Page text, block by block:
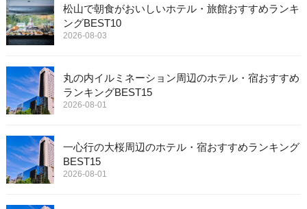
松山で朝食がおいしいホテル・旅館おすすめランキ
ングBEST10
2026-08-03
丸の内イルミネーション周辺のホテル・宿おすすめ
ランキングBEST15
2026-08-01
一心行の大桜周辺のホテル・宿おすすめランキング
BEST15
2026-08-01